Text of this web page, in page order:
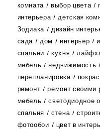
комната
выбор цвета
интерьера
детская
Зодиака
дизайн
сада
дом интерьер
спальни
кухня
мебель
недвижимость
перепланировка
ремонт
ремонт своими
мебель
светодиодное
спальня
стена
фотообои
цвет в